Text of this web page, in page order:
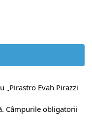
„Pirastro Evah Pirazzi
Câmpurile obligatorii